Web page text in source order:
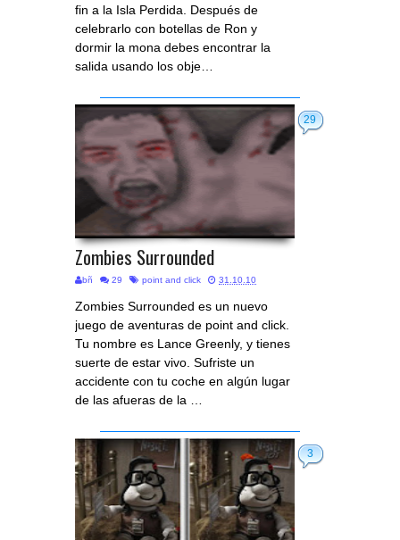
fin a la Isla Perdida. Después de
celebrarlo con botellas de Ron y
dormir la mona debes encontrar la
salida usando los obje…
29
Zombies Surrounded
bñ 29 point and click 31.10.10
Zombies Surrounded es un nuevo
juego de aventuras de point and click.
Tu nombre es Lance Greenly, y tienes
suerte de estar vivo. Sufriste un
accidente con tu coche en algún lugar
de las afueras de la …
3